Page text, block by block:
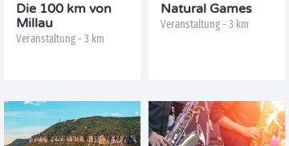
Die 100 km von
Millau
Veranstaltung - 3 km
Natural Games
Veranstaltung - 3 km